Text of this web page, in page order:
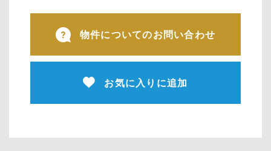
物件についてのお問い合わせ
お気に入りに追加